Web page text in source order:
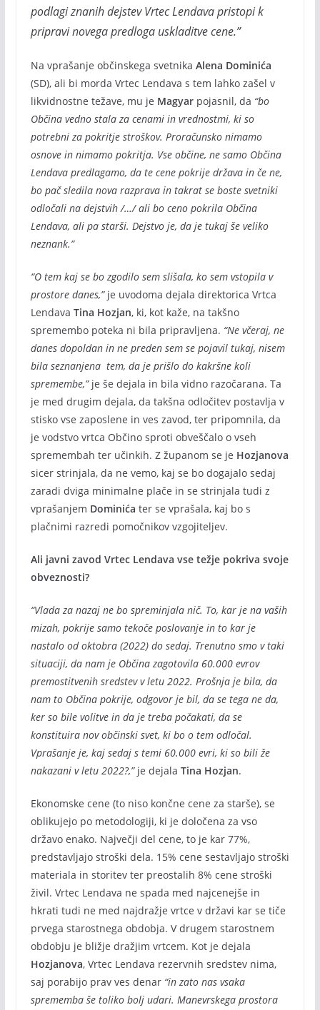
podlagi znanih dejstev Vrtec Lendava pristopi k
pripravi novega predloga uskladitve cene.”
Na vprašanje občinskega svetnika Alena Dominića
(SD), ali bi morda Vrtec Lendava s tem lahko zašel v
likvidnostne težave, mu je Magyarpojasnil, da “bo
Občina vedno stala za cenami in vrednostmi, ki so
potrebni za pokritje stroškov. Proračunsko nimamo
osnove in nimamo pokritja. Vse občine, ne samo Občina
Lendava predlagamo, da te cene pokrije država in če ne,
bo pač sledila nova razprava in takrat se boste svetniki
odločali na dejstvih /…/ ali bo ceno pokrila Občina
Lendava, ali pa starši. Dejstvo je, da je tukaj še veliko
neznank.”
“O tem kaj se bo zgodilo sem slišala, ko sem vstopila v
prostore danes,”je uvodoma dejala direktorica Vrtca
Lendava Tina Hozjan, ki, kot kaže, na takšno
spremembo poteka ni bila pripravljena. “Ne včeraj, ne
danes dopoldan in ne preden sem se pojavil tukaj, nisem
bila seznanjena tem, da je prišlo do kakršne koli
spremembe,”je še dejala in bila vidno razočarana. Ta
je med drugim dejala, da takšna odločitev postavlja v
stisko vse zaposlene in ves zavod, ter pripomnila, da
je vodstvo vrtca Občino sproti obveščalo o vseh
spremembah ter učinkih. Z županom se je Hozjanova
sicer strinjala, da ne vemo, kaj se bo dogajalo sedaj
zaradi dviga minimalne plače in se strinjala tudi z
vprašanjem Dominića ter se vprašala, kaj bo s
plačnimi razredi pomočnikov vzgojiteljev.
Ali javni zavod Vrtec Lendava vse težje pokriva svoje
obveznosti?
“Vlada za nazaj ne bo spreminjala nič. To, kar je na vaših
mizah, pokrije samo tekoče poslovanje in to kar je
nastalo od oktobra (2022) do sedaj. Trenutno smo v taki
situaciji, da nam je Občina zagotovila 60.000 evrov
premostitvenih sredstev v letu 2022. Prošnja je bila, da
nam to Občina pokrije, odgovor je bil, da se tega ne da,
ker so bile volitve in da je treba počakati, da se
konstituira nov občinski svet, ki bo o tem odločal.
Vprašanje je, kaj sedaj s temi 60.000 evri, ki so bili že
nakazani v letu 2022?,”je dejala Tina Hozjan.
Ekonomske cene (to niso končne cene za starše), se
oblikujejo po metodologiji, ki je določena za vso
državo enako. Največji del cene, to je kar 77%,
predstavljajo stroški dela. 15% cene sestavljajo stroški
materiala in storitev ter preostalih 8% cene stroški
živil. Vrtec Lendava ne spada med najcenejše in
hkrati tudi ne med najdražje vrtce v državi kar se tiče
prvega starostnega obdobja. V drugem starostnem
obdobju je bližje dražjim vrtcem. Kot je dejala
Hozjanova, Vrtec Lendava rezervnih sredstev nima,
saj porabijo prav ves denar “in zato nas vsaka
sprememba še toliko bolj udari. Manevrskega prostora